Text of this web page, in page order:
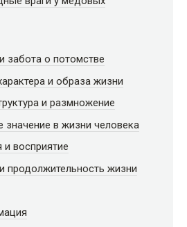
забота о потомстве
и образа жизни
и размножение
значение в жизни человека
восприятие
продолжительность жизни